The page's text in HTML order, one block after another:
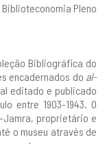
Pleno
Bibliográfica do
encadernados do al-
editado e publicado
entre 1903-1943. O
Jamra, proprietário e
o museu através de